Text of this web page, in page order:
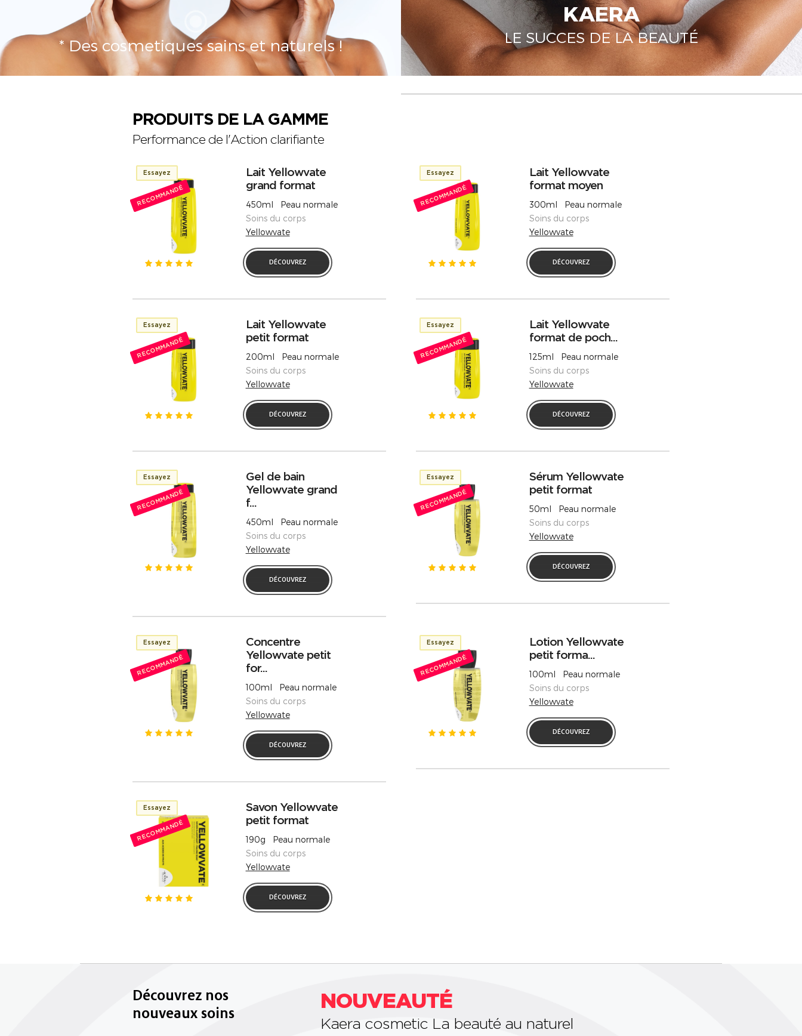
* Des cosmetiques sains et naturels !
KAERA
LE SUCCES DE LA BEAUTÉ
PRODUITS DE LA GAMME
Performance de l'Action clarifiante
Essayez
RECOMMANDÉ
Lait Yellowvate
grand format
450ml Peau normale
Soins du corps
Yellowvate
DÉCOUVREZ
Essayez
RECOMMANDÉ
Lait Yellowvate
format moyen
300ml Peau normale
Soins du corps
Yellowvate
DÉCOUVREZ
Essayez
RECOMMANDÉ
Lait Yellowvate
petit format
200ml Peau normale
Soins du corps
Yellowvate
DÉCOUVREZ
Essayez
RECOMMANDÉ
Lait Yellowvate
format de poch...
125ml Peau normale
Soins du corps
Yellowvate
DÉCOUVREZ
Essayez
RECOMMANDÉ
Gel de bain
Yellowvate grand
f...
450ml Peau normale
Soins du corps
Yellowvate
DÉCOUVREZ
Essayez
RECOMMANDÉ
Sérum Yellowvate
petit format
50ml Peau normale
Soins du corps
Yellowvate
DÉCOUVREZ
Essayez
RECOMMANDÉ
Concentre
Yellowvate petit
for...
100ml Peau normale
Soins du corps
Yellowvate
DÉCOUVREZ
Essayez
RECOMMANDÉ
Lotion Yellowvate
petit forma...
100ml Peau normale
Soins du corps
Yellowvate
DÉCOUVREZ
Essayez
RECOMMANDÉ
Savon Yellowvate
petit format
190g Peau normale
Soins du corps
Yellowvate
DÉCOUVREZ
Découvrez nos
nouveaux soins
NOUVEAUTÉ
Kaera cosmetic La beauté au naturel